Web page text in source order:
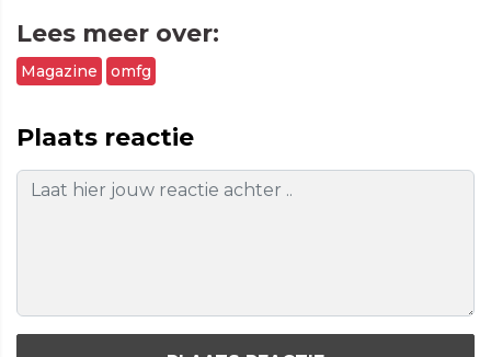
Lees meer over:
Magazine omfg
Plaats reactie